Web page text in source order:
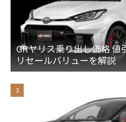
GRヤリス乗り出し価格 値
リセールバリューを解説